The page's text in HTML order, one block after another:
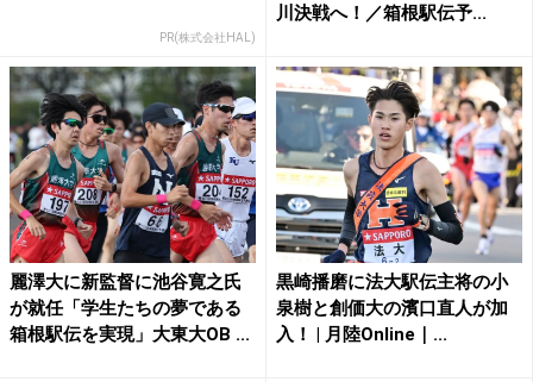
PR(株式会社HAL)
川決戦へ！／箱根駅伝予...
麗澤大に新監督に池谷寛之氏
が就任「学生たちの夢である
箱根駅伝を実現」大東大OB ...
黒崎播磨に法大駅伝主将の⼩
泉樹と創価大の濱⼝直⼈が加
入！ | 月陸Online｜...